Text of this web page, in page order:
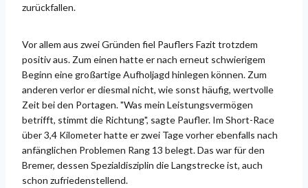
zurückfallen.
Vor allem aus zwei Gründen fiel Pauflers Fazit trotzdem
positiv aus. Zum einen hatte er nach erneut schwierigem
Beginn eine großartige Aufholjagd hinlegen können. Zum
anderen verlor er diesmal nicht, wie sonst häufig, wertvolle
Zeit bei den Portagen. "Was mein Leistungsvermögen
betrifft, stimmt die Richtung", sagte Paufler. Im Short-Race
über 3,4 Kilometer hatte er zwei Tage vorher ebenfalls nach
anfänglichen Problemen Rang 13 belegt. Das war für den
Bremer, dessen Spezialdisziplin die Langstrecke ist, auch
schon zufriedenstellend.